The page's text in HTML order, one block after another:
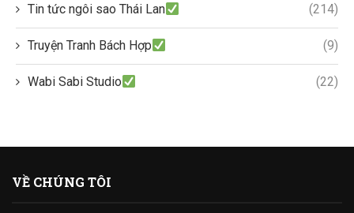
Tin tức ngôi sao Thái Lan (214)
Truyện Tranh Bách Hợp (9)
Wabi Sabi Studio (22)
VỀ CHÚNG TÔI